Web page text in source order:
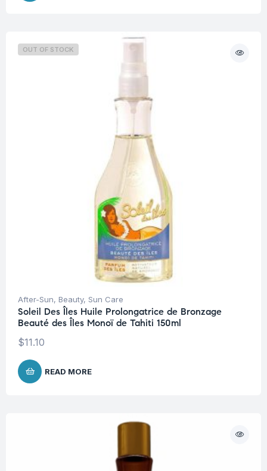
OUT OF STOCK
After-Sun, Beauty, Sun Care
Soleil Des Îles Huile Prolongatrice de Bronzage
Beauté des Îles Monoï de Tahiti 150ml
$11.10
READ MORE